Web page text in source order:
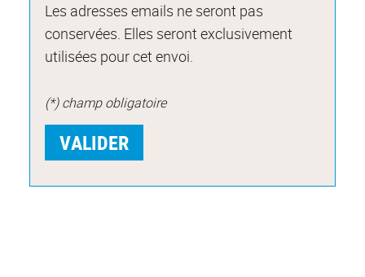
Les adresses emails ne seront pas
conservées. Elles seront exclusivement
utilisées pour cet envoi.
(*) champ obligatoire